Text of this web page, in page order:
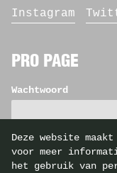
Deze website
voor meer
het gebruik van
Instagram
PRO PAGE
Wachtwoord